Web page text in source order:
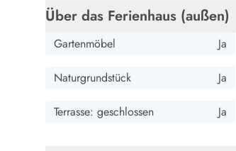
Golfen in Dänemark
Fahrradfahren in Dänemark
Surfen in Dänemark
Wasserski in Dänemark
Über das Ferienhaus (außen)
Gartenmöbel Ja
Naturgrundstück Ja
Terrasse: geschlossen Ja